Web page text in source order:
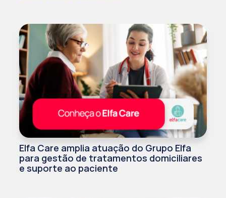
Elfa Care amplia atuação do Grupo Elfa
para gestão de tratamentos domiciliares
e suporte ao paciente